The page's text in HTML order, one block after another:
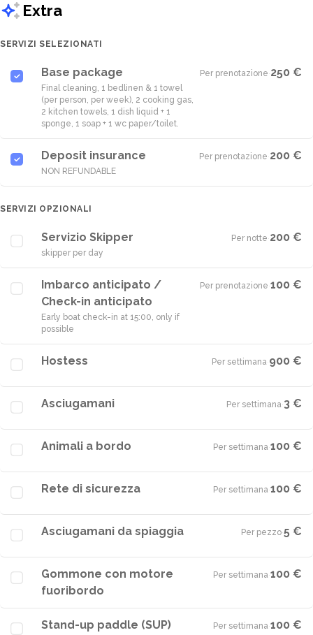
Extra
SERVIZI SELEZIONATI
Base package
Final cleaning, 1 bedlinen & 1 towel
(per person, per week), 2 cooking gas,
2 kitchen towels, 1 dish liquid + 1
sponge, 1 soap + 1 wc paper/toilet.
Per prenotazione·250 €
Deposit insurance
NON REFUNDABLE
Per prenotazione·200 €
SERVIZI OPZIONALI
Servizio Skipper
skipper per day
Per notte·200 €
Imbarco anticipato /
Check-in anticipato
Early boat check-in at 15:00, only if
possible
Per prenotazione·100 €
Hostess Per settimana·900 €
Asciugamani Per settimana·3 €
Animali a bordo Per settimana·100 €
Rete di sicurezza Per settimana·100 €
Asciugamani da spiaggia Per pezzo·5 €
Gommone con motore
fuoribordo
Per settimana·100 €
Stand-up paddle (SUP) Per settimana·100 €